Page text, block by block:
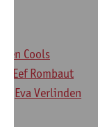
Koen Cools
Eef Rombaut
Eva Verlinden